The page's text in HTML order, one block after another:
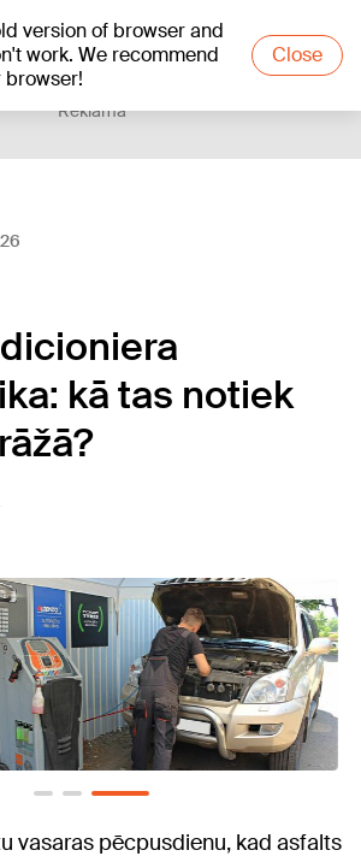
version of browser and
work. We recommend
browser!
Close
Reklāma
kā tas notiek
vasaras pēcpusdienu, kad asfalts